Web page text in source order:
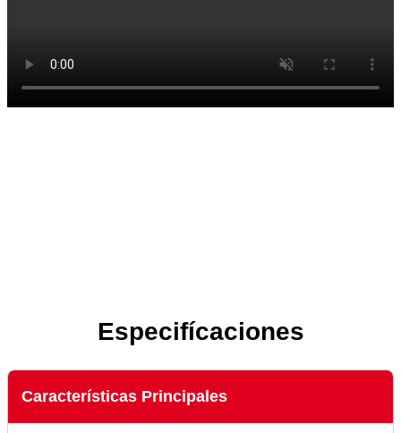
Especifícaciones
Características Principales